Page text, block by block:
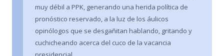
muy débil a PPK, generando una herida política de
pronóstico reservado, a la luz de los áulicos
opinólogos que se desgañitan hablando, gritando y
cuchicheando acerca del cuco de la vacancia